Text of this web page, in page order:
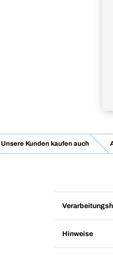
Unsere Kunden kaufen auch
Hinweise